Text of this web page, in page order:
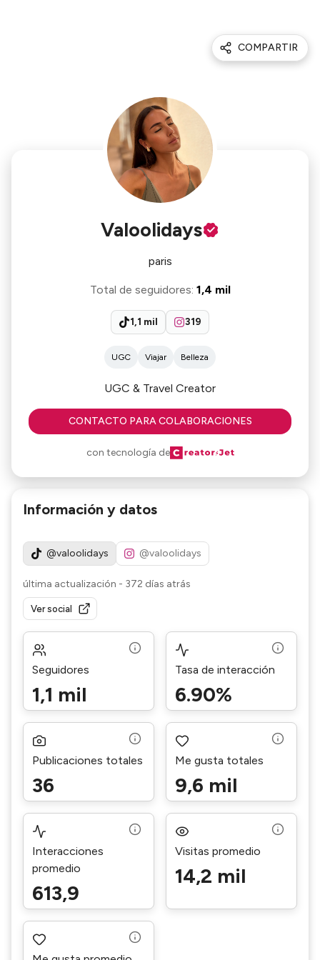
COMPARTIR
Valoolidays
paris
Total de seguidores: 1,4 mil
1,1 mil 319
UGC Viajar Belleza
UGC & Travel Creator
CONTACTO PARA COLABORACIONES
con tecnología de
Información y datos
@valoolidays @valoolidays
última actualización - 372 días atrás
Ver social
Seguidores
1,1 mil
Tasa de interacción
6.90%
Publicaciones totales
36
Me gusta totales
9,6 mil
Interacciones
promedio
613,9
Visitas promedio
14,2 mil